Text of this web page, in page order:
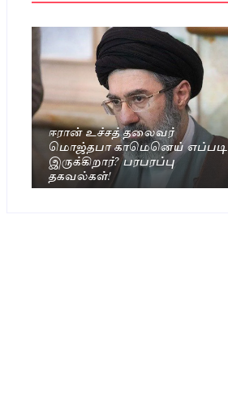
ஈரான் உச்சத் தலைவர்
மொஜ்தபா காமெனெய் எப்படி
இருக்கிறார்? பரபரப்பு
தகவல்கள்!